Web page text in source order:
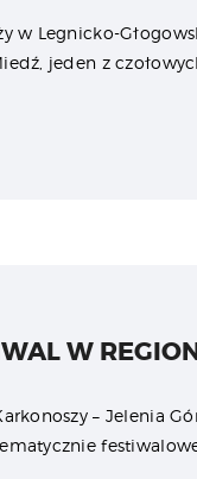
w Legnicko-
jeden z
W
– Jelenia